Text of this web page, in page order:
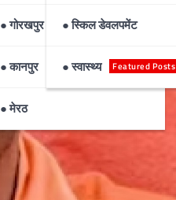
● गोरखपुर
● कानपुर
● मेरठ
● स्किल डेवलपमेंट
● स्वास्थ्य Featured Posts